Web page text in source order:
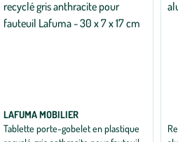
LAFUMA MOBILIER
Tablette porte-gobelet en plastique